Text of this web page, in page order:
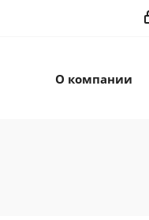
О компании